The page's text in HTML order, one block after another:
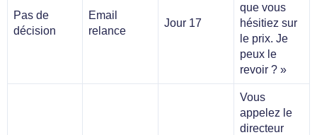
Pas de
décision
Email
relance
Jour 17
que vous
hésitiez sur
le prix. Je
peux le
revoir ? »
Vous
appelez le
directeur